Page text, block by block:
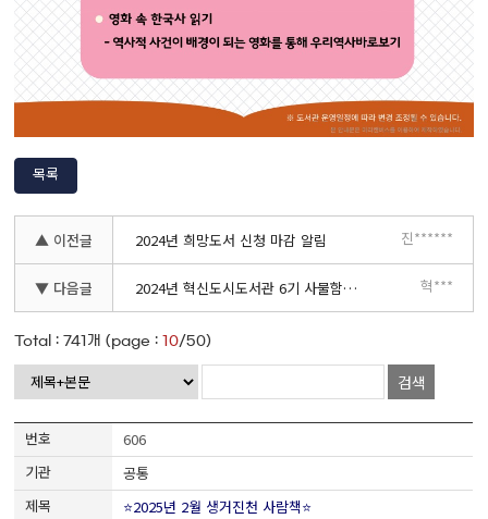
목록
▲ 이전글 2024년 희망도서 신청 마감 알림 진******
▼ 다음글 2024년 혁신도시도서관 6기 사물함신청 안내 혁***
Total :741 개 (page :10/50)
검색
606
공통
⭐2025년 2월 생거진천 사람책⭐